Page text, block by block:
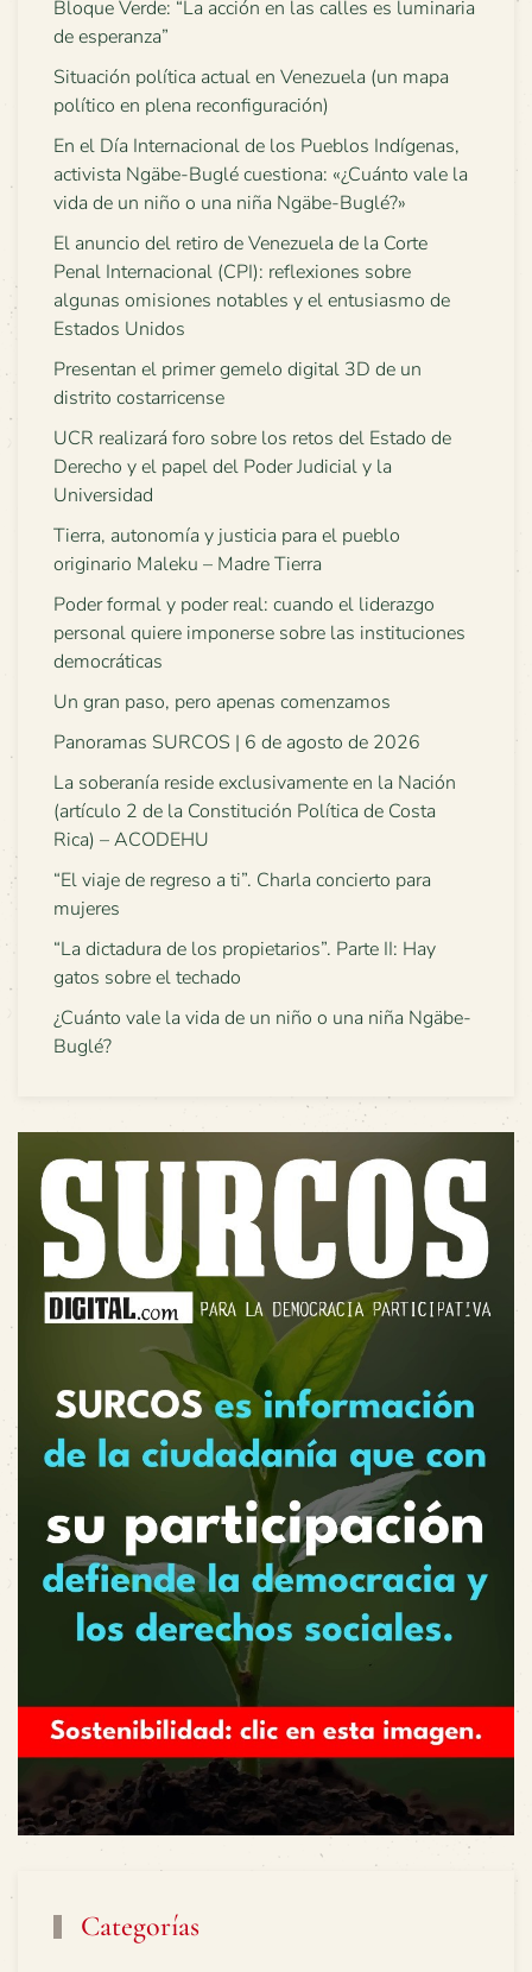
Bloque Verde: “La acción en las calles es luminaria
de esperanza”
Situación política actual en Venezuela (un mapa
político en plena reconfiguración)
En el Día Internacional de los Pueblos Indígenas,
activista Ngäbe-Buglé cuestiona: «¿Cuánto vale la
vida de un niño o una niña Ngäbe-Buglé?»
El anuncio del retiro de Venezuela de la Corte
Penal Internacional (CPI): reflexiones sobre
algunas omisiones notables y el entusiasmo de
Estados Unidos
Presentan el primer gemelo digital 3D de un
distrito costarricense
UCR realizará foro sobre los retos del Estado de
Derecho y el papel del Poder Judicial y la
Universidad
Tierra, autonomía y justicia para el pueblo
originario Maleku – Madre Tierra
Poder formal y poder real: cuando el liderazgo
personal quiere imponerse sobre las instituciones
democráticas
Un gran paso, pero apenas comenzamos
Panoramas SURCOS | 6 de agosto de 2026
La soberanía reside exclusivamente en la Nación
(artículo 2 de la Constitución Política de Costa
Rica) – ACODEHU
“El viaje de regreso a ti”. Charla concierto para
mujeres
“La dictadura de los propietarios”. Parte II: Hay
gatos sobre el techado
¿Cuánto vale la vida de un niño o una niña Ngäbe-
Buglé?
Categorías